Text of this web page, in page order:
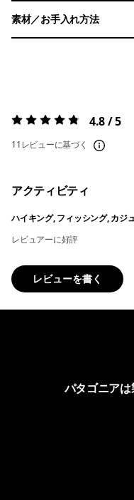
素材／お手入れ方法
評価:4.8 / 5 4.8 / 5
11レビューに基づく
アクティビティ
ハイキング, フィッシング, カジ
レビュアーに好評
レビューを書く
パタゴニアは